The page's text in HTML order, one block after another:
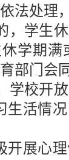
法处理
，学生
学期
部门会
学校开
活情
展心